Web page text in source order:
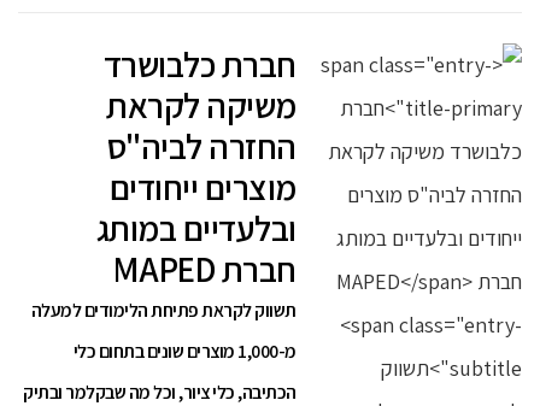
חברת כלבושרד
משיקה לקראת
החזרה לביה"ס
מוצרים ייחודים
ובלעדיים במותג
חברת MAPED
תשווק לקראת פתיחת הלימודים למעלה
מ-1,000 מוצרים שונים בתחום כלי
הכתיבה, כלי ציור, וכל מה שבקלמר ובתיק